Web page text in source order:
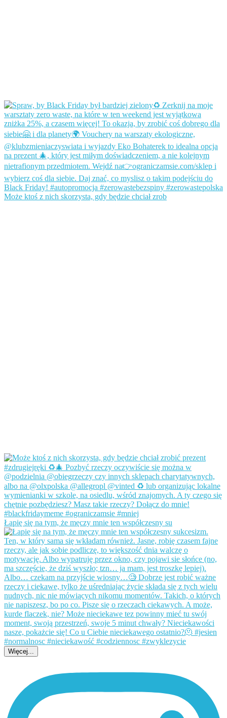
Może ktoś z nich skorzysta, gdy będzie chciał zrob
Łapię się na tym, że męczy mnie ten współczesny su
Więcej...